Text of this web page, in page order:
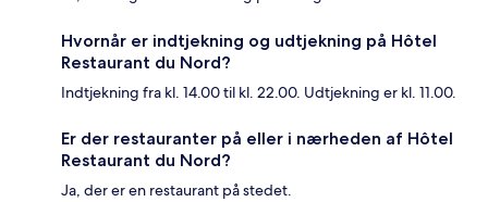
Hvornår er indtjekning og udtjekning på Hôtel
Restaurant du Nord?
Indtjekning fra kl. 14.00 til kl. 22.00. Udtjekning er kl. 11.00.
Er der restauranter på eller i nærheden af Hôtel
Restaurant du Nord?
Ja, der er en restaurant på stedet.